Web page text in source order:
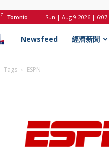
C Toronto Sun | Aug 9-2026 |
Econ
記
Newsfeed 經濟新聞
Tags ESPN